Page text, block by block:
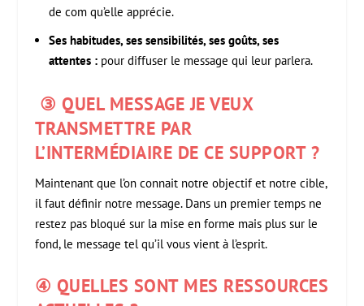
de com qu’elle apprécie.
Ses habitudes, ses sensibilités, ses goûts, ses
attentes :pour diffuser le message qui leur parlera.
③ QUEL MESSAGE JE VEUX
TRANSMETTRE PAR
L’INTERMÉDIAIRE DE CE SUPPORT ?
Maintenant que l’on connait notre objectif et notre cible,
il faut définir notre message. Dans un premier temps ne
restez pas bloqué sur la mise en forme mais plus sur le
fond, le message tel qu’il vous vient à l’esprit.
④ QUELLES SONT MES RESSOURCES